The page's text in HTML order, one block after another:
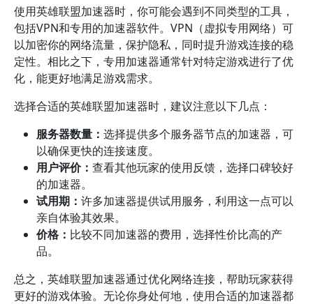
使用英雄联盟加速器时，你可能会遇到不同类型的工具，
包括VPN和专用的加速器软件。VPN（虚拟专用网络）可
以加密你的网络流量，保护隐私，同时提升游戏连接的稳
定性。相比之下，专用加速器通常针对特定游戏进行了优
化，能更好地满足游戏需求。
选择合适的英雄联盟加速器时，建议注意以下几点：
服务器数量： 选择提供多个服务器节点的加速器，可
以确保更快的连接速度。
用户评价： 查看其他玩家的使用反馈，选择口碑较好
的加速器。
试用期： 许多加速器提供试用服务，利用这一点可以
亲自体验其效果。
价格： 比较不同加速器的费用，选择性价比高的产
品。
总之，英雄联盟加速器通过优化网络连接，帮助玩家获得
更好的游戏体验。无论你身处何地，使用合适的加速器都